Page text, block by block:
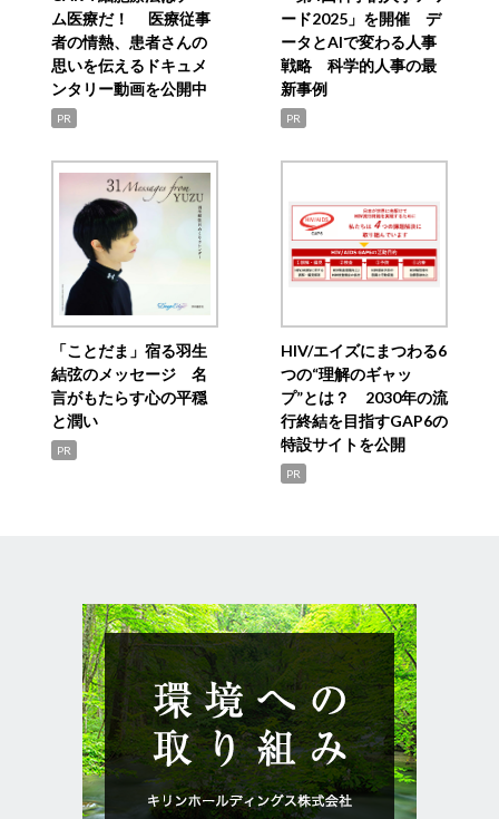
ム医療だ！ 医療従事
者の情熱、患者さんの
思いを伝えるドキュメ
ンタリー動画を公開中
PR
ード2025」を開催 デ
ータとAIで変わる人事
戦略 科学的人事の最
新事例
PR
「ことだま」宿る羽生
結弦のメッセージ 名
言がもたらす心の平穏
と潤い
PR
HIV/エイズにまつわる6
つの“理解のギャッ
プ”とは？ 2030年の流
行終結を目指すGAP6の
特設サイトを公開
PR